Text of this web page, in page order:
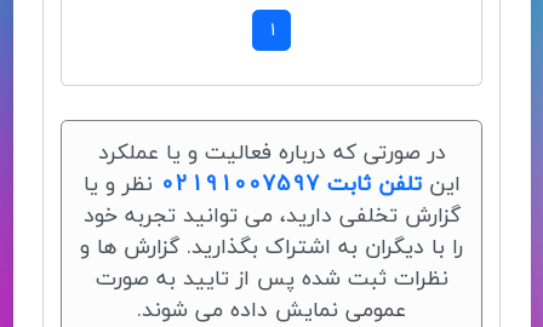
1
در صورتی که درباره فعالیت و یا عملکرد
اینتلفن ثابت 02191007597
نظر و یا
گزارش تخلفی دارید، می توانید تجربه خود
را با دیگران به اشتراک بگذارید. گزارش ها و
نظرات ثبت شده پس از تایید به صورت
عمومی نمایش داده می شوند.